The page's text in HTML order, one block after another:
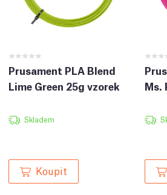
Prusament PLA Blend
Lime Green 25g vzorek
Skladem
Koupit
Ms.